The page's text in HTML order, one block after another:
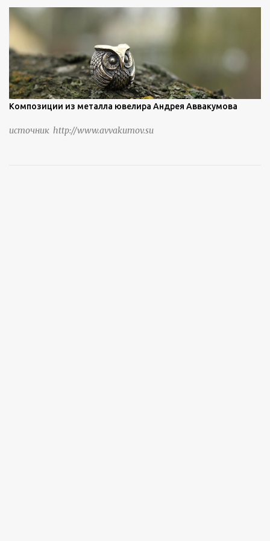
Композиции из металла ювелира Андрея Аввакумова
источник http://www.avvakumov.su